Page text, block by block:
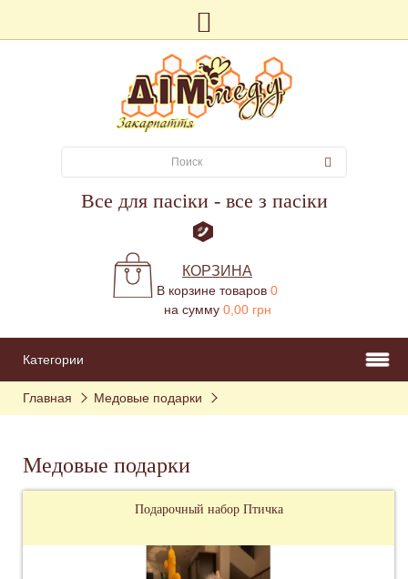
Все для пасіки - все з пасіки
КОРЗИНА
В корзине товаров 0
на сумму 0,00 грн
Категории
Главная Медовые подарки
Медовые подарки
Подарочный набор Птичка